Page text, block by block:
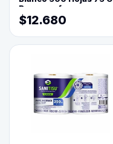
Reprograf.
$12.680